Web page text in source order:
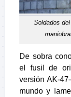
Soldados
De sobra
el fusil de
versión AK-
mundo y